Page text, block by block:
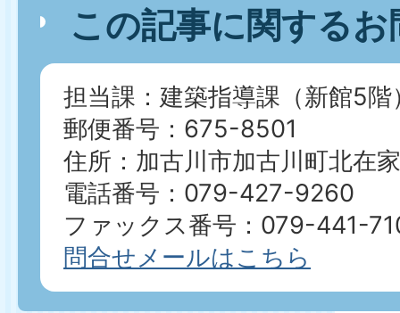
この記事に関する
担当課：建築指導課（新館5階
郵便番号：675-8501
住所：加古川市加古川町北在
電話番号：079-427-9260
ファックス番号：079-441-
問合せメールはこちら